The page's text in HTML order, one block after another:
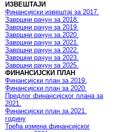
ИЗВЕШТАЈИ
Финансијски извештај за 2017.
Завршни рачун за 2018.
Завршни рачун за 2019.
Завршни рачун за 2020.
Завршни рачун за 2021.
Завршни рачун за 2022.
Завршни рачун за 2023.
Завршни рачун за 2025.
ФИНАНСИЈСКИ ПЛАН
Финансијски план за 2019.
Финансијски план за 2020.
Предлог финансијског плана за
2021.
Финансијски план за 2021.
годину
Трећа измена финансијског